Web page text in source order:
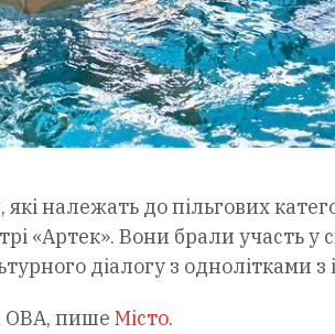
належать до пільгових
«Артек». Вони брали участь у
діалогу з однолітками з
ОВА, пише Місто.